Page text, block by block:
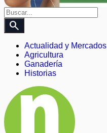
search
Actualidad y Mercados
Agricultura
Ganadería
Historias